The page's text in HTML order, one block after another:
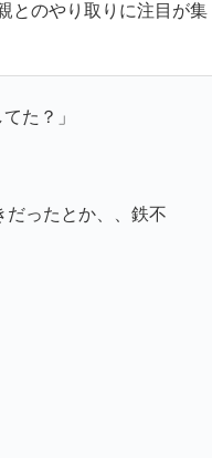
とのやり取りに注目が集
た？」
ったとか、、鉄不